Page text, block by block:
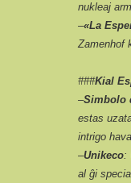
nukleaj
–«La
Zamenhof
###Kial
–Simbolo
estas
intrigo
–Unikeco:
al ĝi